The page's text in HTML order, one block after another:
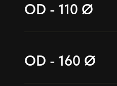
OD - 110 Ø
OD - 160 Ø